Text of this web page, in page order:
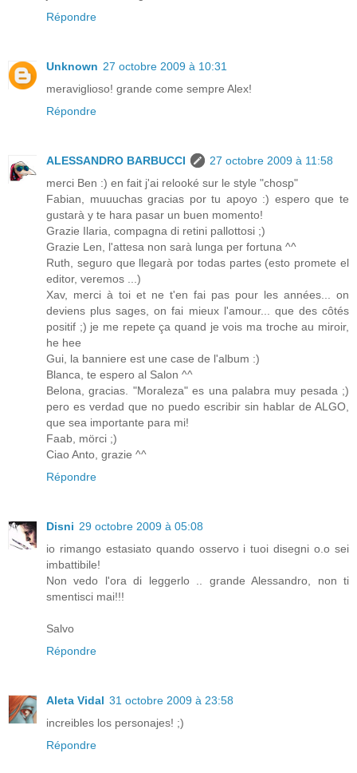
Répondre
Unknown 27 octobre 2009 à 10:31
meraviglioso! grande come sempre Alex!
Répondre
ALESSANDRO BARBUCCI
27 octobre 2009 à 11:58
merci Ben :) en fait j'ai relooké sur le style "chosp"
Fabian, muuuchas gracias por tu apoyo :) espero que te
gustarà y te hara pasar un buen momento!
Grazie Ilaria, compagna di retini pallottosi ;)
Grazie Len, l'attesa non sarà lunga per fortuna ^^
Ruth, seguro que llegarà por todas partes (esto promete el
editor, veremos ...)
Xav, merci à toi et ne t'en fai pas pour les années... on
deviens plus sages, on fai mieux l'amour... que des côtés
positif ;) je me repete ça quand je vois ma troche au miroir,
he hee
Gui, la banniere est une case de l'album :)
Blanca, te espero al Salon ^^
Belona, gracias. "Moraleza" es una palabra muy pesada ;)
pero es verdad que no puedo escribir sin hablar de ALGO,
que sea importante para mi!
Faab, mörci ;)
Ciao Anto, grazie ^^
Répondre
Disni 29 octobre 2009 à 05:08
io rimango estasiato quando osservo i tuoi disegni o.o sei
imbattibile!
Non vedo l'ora di leggerlo .. grande Alessandro, non ti
smentisci mai!!!
Salvo
Répondre
Aleta Vidal 31 octobre 2009 à 23:58
increibles los personajes! ;)
Répondre